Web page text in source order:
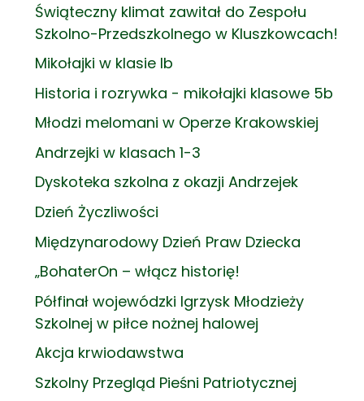
Świąteczny klimat zawitał do Zespołu
Szkolno-Przedszkolnego w Kluszkowcach!
Mikołajki w klasie Ib
Historia i rozrywka - mikołajki klasowe 5b
Młodzi melomani w Operze Krakowskiej
Andrzejki w klasach 1-3
Dyskoteka szkolna z okazji Andrzejek
Dzień Życzliwości
Międzynarodowy Dzień Praw Dziecka
„BohaterOn – włącz historię!
Półfinał wojewódzki Igrzysk Młodzieży
Szkolnej w piłce nożnej halowej
Akcja krwiodawstwa
Szkolny Przegląd Pieśni Patriotycznej